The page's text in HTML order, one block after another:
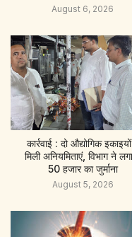
August 6, 2026
कार्रवाई : दो औद्योगिक
मिली अनियमिताएं, विभाग ने
50 हजार का जुर्माना
August 5, 2026